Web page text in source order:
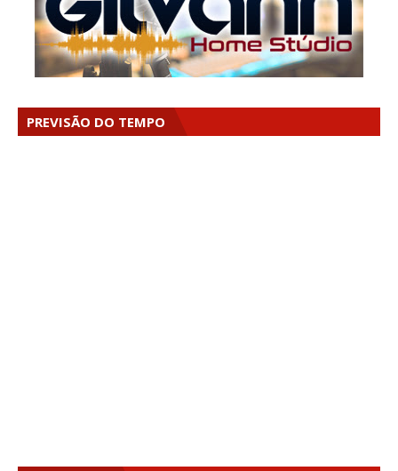
PREVISÃO DO TEMPO